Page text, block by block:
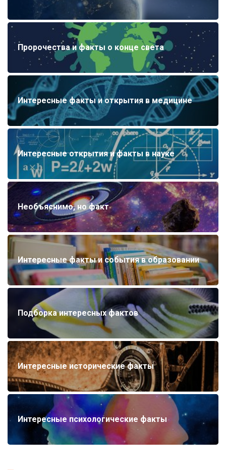
Пророчества и факты о конце света
Интересные факты и открытия в медицине
Интересные открытия и факты в науке
Необъяснимо, но факт
Интересные факты и события в образовании
Подборка интересных фактов
Интересные исторические факты
Интересные психологические факты